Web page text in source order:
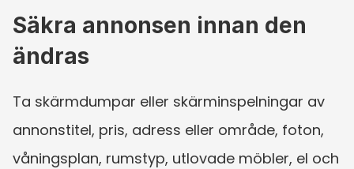
Säkra annonsen innan den
ändras
Ta skärmdumpar eller skärminspelningar av
annonstitel, pris, adress eller område, foton,
våningsplan, rumstyp, utlovade möbler, el och